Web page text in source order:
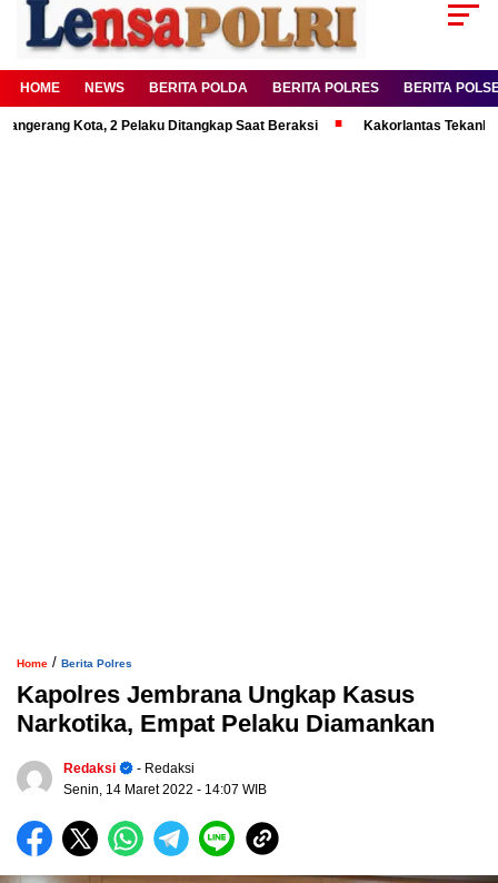
HOME NEWS BERITA POLDA BERITA POLRES BERITA
Kota, 2 Pelaku Ditangkap Saat Beraksi Kakorlantas Tekankan Mental
Home / Berita Polres
Kapolres Jembrana Ungkap Kasus
Narkotika, Empat Pelaku Diamankan
Redaksi
- Redaksi
Senin, 14 Maret 2022 - 14:07 WIB